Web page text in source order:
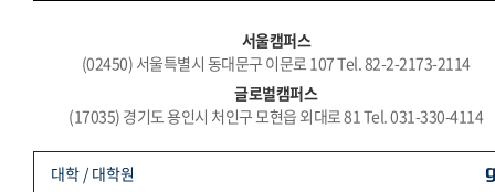
서울캠퍼스
(02450) 서울특별시 동대문구 이문로 107 Tel. 82-2-2173-2114
글로벌캠퍼스
(17035) 경기도 용인시 처인구 모현읍 외대로 81 Tel. 031-330-4114
대학 / 대학원